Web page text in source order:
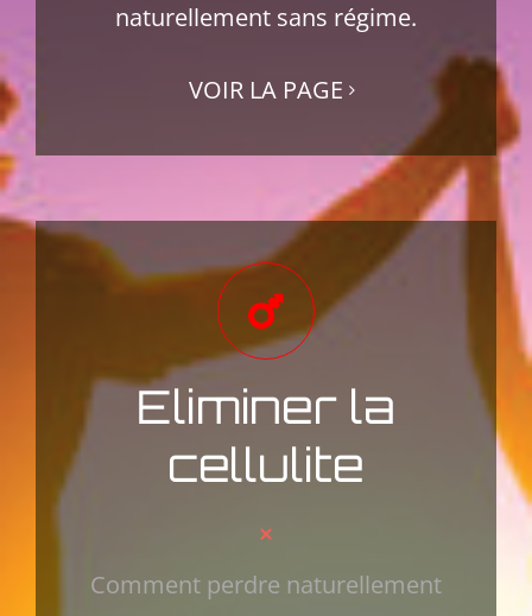
naturellement sans régime.
VOIR LA PAGE
Eliminer la
cellulite
Comment perdre naturellement